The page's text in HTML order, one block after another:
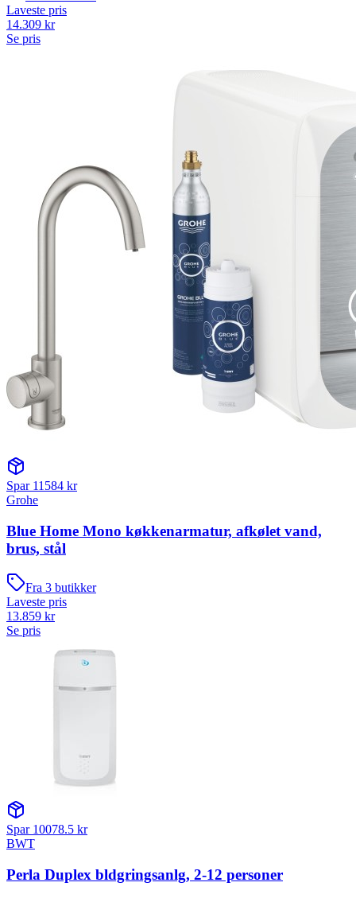
Laveste pris
14.309 kr
Se pris
Spar 11584 kr
Grohe
Blue Home Mono køkkenarmatur, afkølet vand,
brus, stål
Fra 3 butikker
Laveste pris
13.859 kr
Se pris
Spar 10078.5 kr
BWT
Perla Duplex bldgringsanlg, 2-12 personer